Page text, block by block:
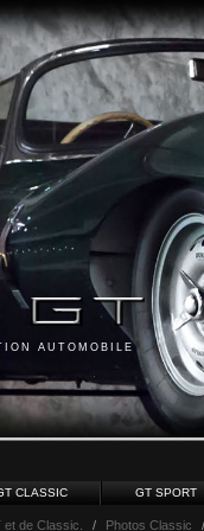
AUTOMOBILE
CLASSIC GT SPORT
de Classic. / Photos Classic